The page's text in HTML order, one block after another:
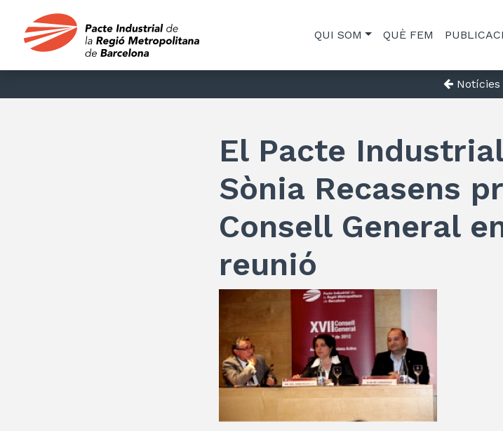
QUI SOM QUÈ FEM
Notícies
El Pacte
Sònia Recasens
Consell General
reunió